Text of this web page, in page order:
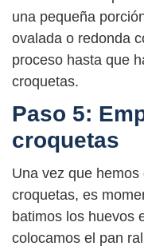
una pequeña
ovalada o redonda
proceso hasta que
croquetas.
Paso 5:
croquetas
Una vez que
croquetas, es
batimos los huevos
colocamos el pan